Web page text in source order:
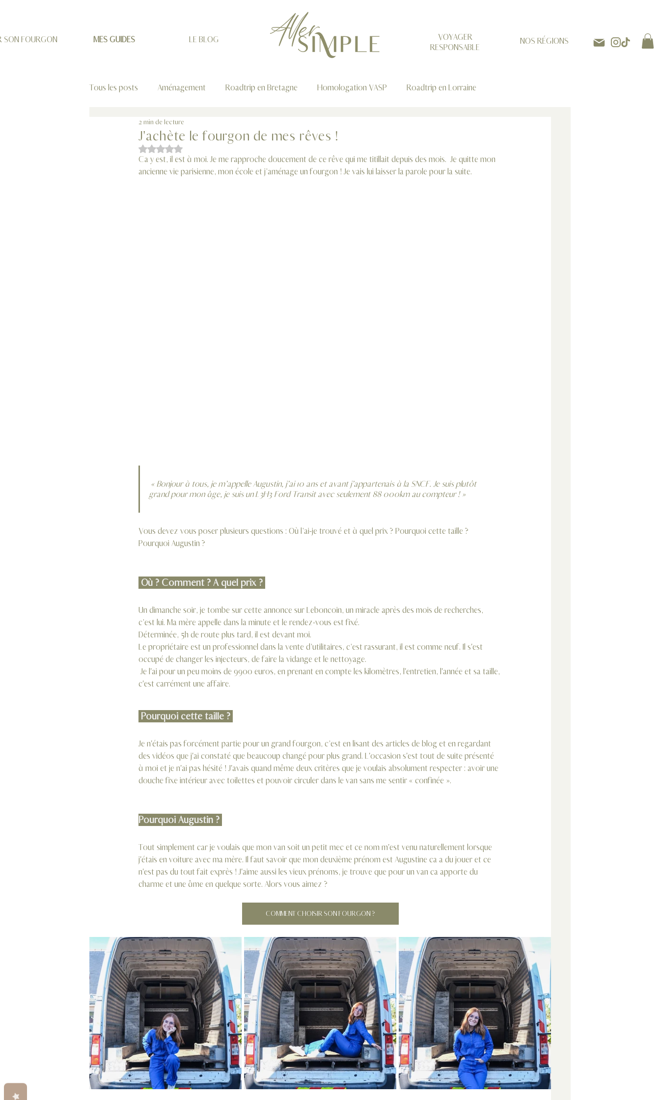
SON FOURGON MES GUIDES LE BLOG
VOYAGER
RESPONSABLE
NOS RÉGIONS
Tous les posts Aménagement Roadtrip en Bretagne Homologation VASP Roadtrip en Lorraine
Vanlife au quotidien
J'achète le fourgon de mes rêves !
2 min de lecture
Noté NaN étoiles sur 5.
Ça y est, il est à moi. Je me rapproche doucement de ce rêve qui me titillait depuis des mois.  Je quitte mon
ancienne vie parisienne, mon école et j’aménage un fourgon ! Je vais lui laisser la parole pour la suite.
grand pour mon âge, je suis un L3H3 Ford Transit avec seulement 88 000km au compteur ! »
Vous devez vous poser plusieurs questions : Où l’ai-je trouvé et à quel prix ? Pourquoi cette taille ?
Pourquoi Augustin ?
Où ? Comment ? A quel prix ?
Un dimanche soir, je tombe sur cette annonce sur Leboncoin, un miracle après des mois de recherches,
c’est lui. Ma mère appelle dans la minute et le rendez-vous est fixé.
Déterminée, 5h de route plus tard, il est devant moi.
Le propriétaire est un professionnel dans la vente d’utilitaires, c’est rassurant, il est comme neuf. Il s'est
occupé de changer les injecteurs, de faire la vidange et le nettoyage.
c'est carrément une affaire.
Pourquoi cette taille ?
Je n'étais pas forcément partie pour un grand fourgon, c’est en lisant des articles de blog et en regardant
des vidéos que j'ai constaté que beaucoup changé pour plus grand. L'occasion s'est tout de suite présenté
à moi et je n'ai pas hésité ! J'avais quand même deux critères que je voulais absolument respecter : avoir une
douche fixe intérieur avec toilettes et pouvoir circuler dans le van sans me sentir « confinée ».
Pourquoi Augustin ?
Tout simplement car je voulais que mon van soit un petit mec et ce nom m'est venu naturellement lorsque
j'étais en voiture avec ma mère. Il faut savoir que mon deuxième prénom est Augustine ça a du jouer et ce
n'est pas du tout fait exprès ! J'aime aussi les vieux prénoms, je trouve que pour un van ça apporte du
charme et une âme en quelque sorte. Alors vous aimez ?
COMMENT CHOISIR SON FOURGON ?